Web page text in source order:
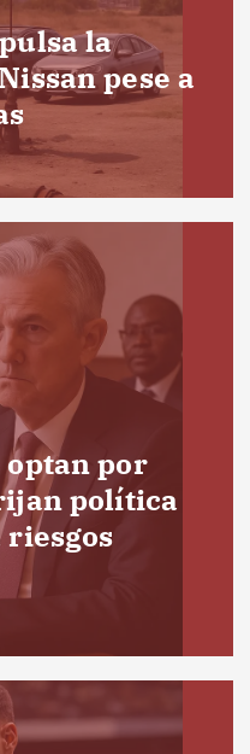
la
pese a
optan por
política
riesgos